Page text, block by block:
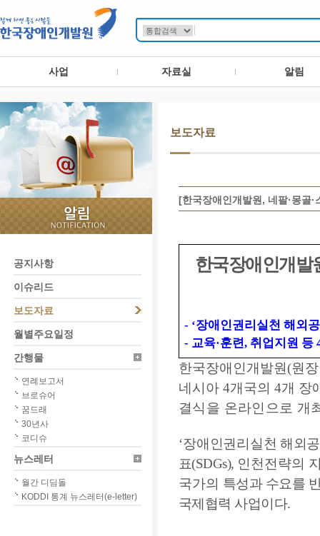
사업 자료실 알림
공지사항
이슈리드
보도자료
월별주요일정
간행물
연례보고서
브로슈어
꿈드래
30년사
코디슈
뉴스레터
월간 디딤돌
KODDI 통계 뉴스레터(e-letter)
보도자료
[한국장애인개발원, 네팔·몽골
한국장애인개발
- ‘장애인권리실천 해외
- 교육·훈련, 취업지원 등
한국장애인개발원(원
네시아 4개국의 4개 장
결식을 온라인으로 개
‘장애인권리실천 해외
표(SDGs), 인천전략의
국가의 특성과 수요를
국제협력 사업이다.